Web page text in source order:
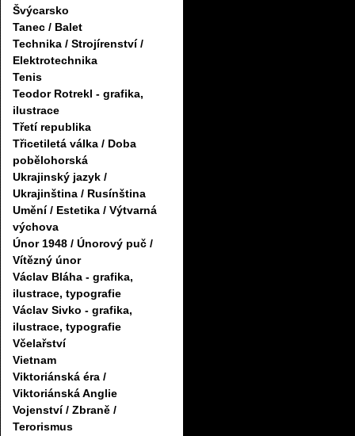
Švýcarsko
Tanec / Balet
Technika / Strojírenství /
Elektrotechnika
Tenis
Teodor Rotrekl - grafika,
ilustrace
Třetí republika
Třicetiletá válka / Doba
pobělohorská
Ukrajinský jazyk /
Ukrajinština / Rusínština
Umění / Estetika / Výtvarná
výchova
Únor 1948 / Únorový puč /
Vítězný únor
Václav Bláha - grafika,
ilustrace, typografie
Václav Sivko - grafika,
ilustrace, typografie
Včelařství
Vietnam
Viktoriánská éra /
Viktoriánská Anglie
Vojenství / Zbraně /
Terorismus